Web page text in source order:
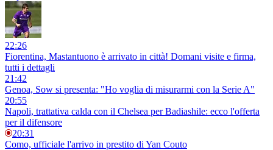
22:26
Fiorentina, Mastantuono è arrivato in città! Domani visite e firma,
tutti i dettagli
21:42
Genoa, Sow si presenta: "Ho voglia di misurarmi con la Serie A"
20:55
Napoli, trattativa calda con il Chelsea per Badiashile: ecco l'offerta
per il difensore
20:31
Como, ufficiale l'arrivo in prestito di Yan Couto